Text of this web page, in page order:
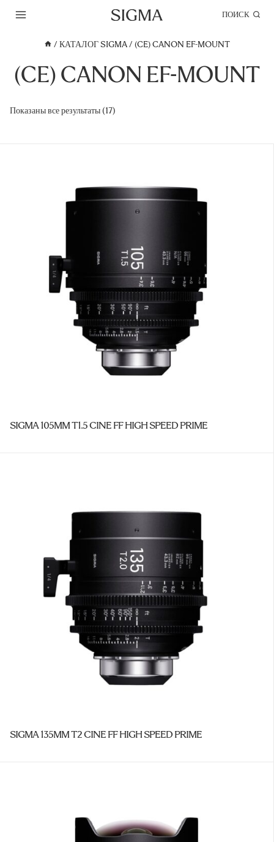
ПОИСК
/ КАТАЛОГ SIGMA / (CE) CANON EF-MOUNT
(CE) CANON EF-MOUNT
Показаны все результаты (17)
SIGMA 105MM T1.5 CINE FF HIGH SPEED PRIME
SIGMA 135MM T2 CINE FF HIGH SPEED PRIME